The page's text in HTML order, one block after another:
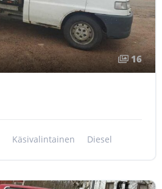
16
Käsivalintainen Diesel